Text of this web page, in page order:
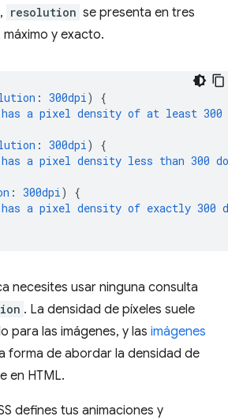
, resolution se presenta en tres
y exacto.
: 300dpi)
{
has a pixel density of at least 300
: 300dpi)
{
has a pixel density less than 300
: 300dpi)
{
has a pixel density of exactly 300
necesites usar ninguna consulta
. La densidad de píxeles suele
para las imágenes, y las imágenes
forma de abordar la densidad de
en HTML.
defines tus animaciones y